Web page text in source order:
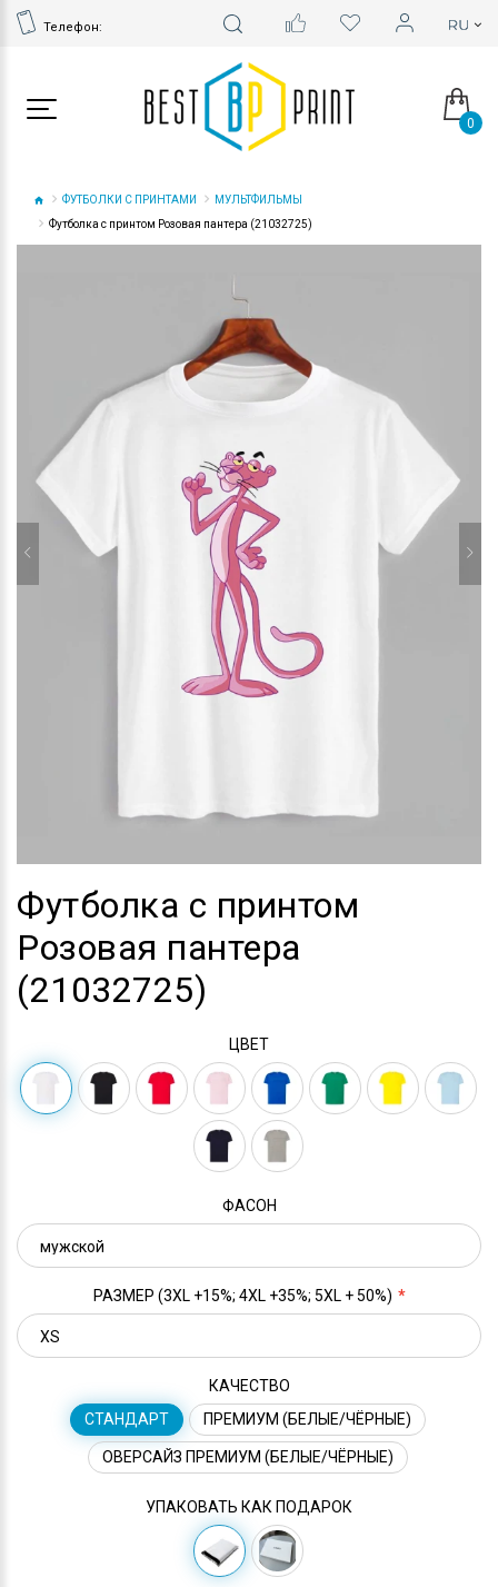
Телефон:
0
ФУТБОЛКИ С ПРИНТАМИ
МУЛЬТФИЛЬМЫ
Футболка с принтом Розовая пантера (21032725)
Футболка с принтом
Розовая пантера
(21032725)
ЦВЕТ
ФАСОН
РАЗМЕР (3XL +15%; 4XL +35%; 5XL + 50%)
КАЧЕСТВО
СТАНДАРТ
ПРЕМИУМ (БЕЛЫЕ/ЧЁРНЫЕ)
ОВЕРСАЙЗ ПРЕМИУМ (БЕЛЫЕ/ЧЁРНЫЕ)
УПАКОВАТЬ КАК ПОДАРОК